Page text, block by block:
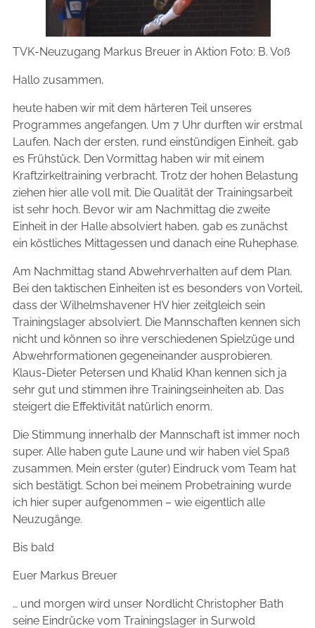
TVK-Neuzugang Markus Breuer in Aktion Foto: B. Voß
Hallo zusammen,
heute haben wir mit dem härteren Teil unseres
Programmes angefangen. Um 7 Uhr durften wir erstmal
Laufen. Nach der ersten, rund einstündigen Einheit, gab
es Frühstück. Den Vormittag haben wir mit einem
Kraftzirkeltraining verbracht. Trotz der hohen Belastung
ziehen hier alle voll mit. Die Qualität der Trainingsarbeit
ist sehr hoch. Bevor wir am Nachmittag die zweite
Einheit in der Halle absolviert haben, gab es zunächst
ein köstliches Mittagessen und danach eine Ruhephase.
Am Nachmittag stand Abwehrverhalten auf dem Plan.
Bei den taktischen Einheiten ist es besonders von Vorteil,
dass der Wilhelmshavener HV hier zeitgleich sein
Trainingslager absolviert. Die Mannschaften kennen sich
nicht und können so ihre verschiedenen Spielzüge und
Abwehrformationen gegeneinander ausprobieren.
Klaus-Dieter Petersen und Khalid Khan kennen sich ja
sehr gut und stimmen ihre Trainingseinheiten ab. Das
steigert die Effektivität natürlich enorm.
Die Stimmung innerhalb der Mannschaft ist immer noch
super. Alle haben gute Laune und wir haben viel Spaß
zusammen. Mein erster (guter) Eindruck vom Team hat
sich bestätigt. Schon bei meinem Probetraining wurde
ich hier super aufgenommen – wie eigentlich alle
Neuzugänge.
Bis bald
Euer Markus Breuer
… und morgen wird unser Nordlicht Christopher Bath
seine Eindrücke vom Trainingslager in Surwold